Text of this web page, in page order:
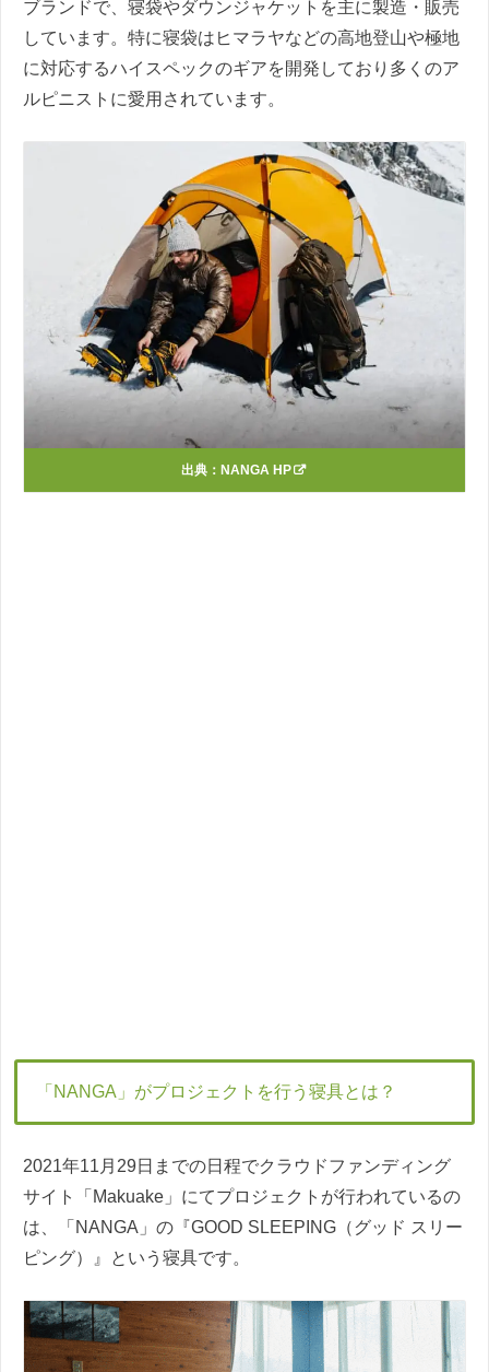
ブランドで、寝袋やダウンジャケットを主に製造・販売
しています。特に寝袋はヒマラヤなどの高地登山や極地
に対応するハイスペックのギアを開発しており多くのア
ルピニストに愛用されています。
出典： NANGA HP
「NANGA」がプロジェクトを行う寝具とは？
2021年11月29日までの日程でクラウドファンディング
サイト「Makuake」にてプロジェクトが行われているの
は、「NANGA」の『GOOD SLEEPING（グッド スリー
ピング）』という寝具です。